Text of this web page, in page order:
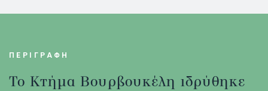
ΠΕΡΙΓΡΑΦΗ
Το Κτήμα Βουρβουκέλη ιδρύθηκε